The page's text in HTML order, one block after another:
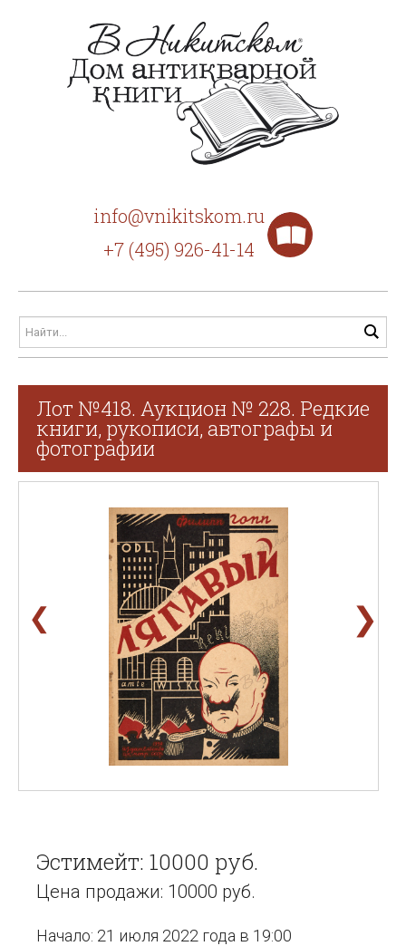
info@vnikitskom.ru
+7 (495) 926-41-14
Лот №418. Аукцион № 228. Редкие
книги, рукописи, автографы и
фотографии
❮ ❯
Эстимейт: 10000 руб.
Цена продажи: 10000 руб.
Начало: 21 июля 2022 года в 19:00